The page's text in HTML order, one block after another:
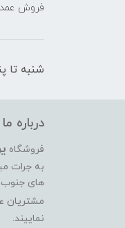
فروش
شنبه تا پنجشنبه ، 09:00
درباره ما
فروشگاه
به جرات
های جنوب
مشتریان
نماییند.